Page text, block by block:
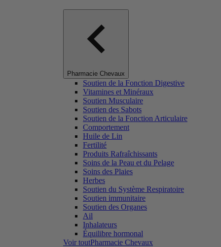
Pharmacie Chevaux
Soutien de la Fonction Digestive
Vitamines et Minéraux
Soutien Musculaire
Soutien des Sabots
Soutien de la Fonction Articulaire
Comportement
Huile de Lin
Fertilité
Produits Rafraîchissants
Soins de la Peau et du Pelage
Soins des Plaies
Herbes
Soutien du Système Respiratoire
Soutien immunitaire
Soutien des Organes
Ail
Inhalateurs
Équilibre hormonal
Voir toutPharmacie Chevaux